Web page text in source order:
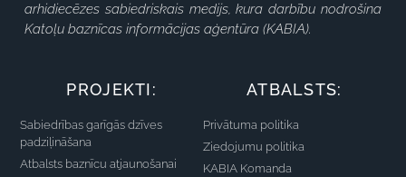
arhidiecēzes sabiedriskais medijs, kura darbību nodrošina
Katoļu baznīcas informācijas aģentūra (KABIA).
PROJEKTI:
Sabiedrības garīgās dzīves
padziļināšana
Atbalsts baznīcu atjaunošanai
ATBALSTS:
Privātuma politika
Ziedojumu politika
KABIA Komanda